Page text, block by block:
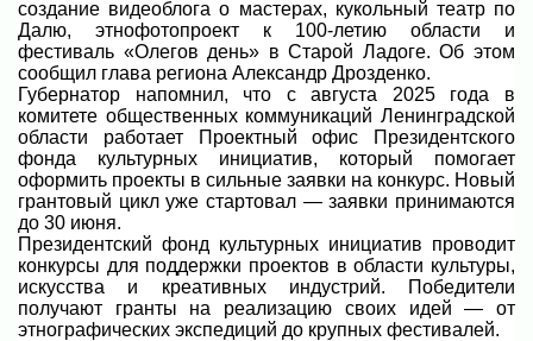
создание видеоблога о мастерах, кукольный театр по
Далю, этнофотопроект к 100-летию области и
фестиваль «Олегов день» в Старой Ладоге. Об этом
сообщил глава региона Александр Дрозденко.
Губернатор напомнил, что с августа 2025 года в
комитете общественных коммуникаций Ленинградской
области работает Проектный офис Президентского
фонда культурных инициатив, который помогает
оформить проекты в сильные заявки на конкурс. Новый
грантовый цикл уже стартовал — заявки принимаются
до 30 июня.
Президентский фонд культурных инициатив проводит
конкурсы для поддержки проектов в области культуры,
искусства и креативных индустрий. Победители
получают гранты на реализацию своих идей — от
этнографических экспедиций до крупных фестивалей.